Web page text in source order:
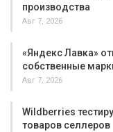
производства
Авг 7, 2026
«Яндекс Лавка»
собственные
Авг 7, 2026
Wildberries
товаров селлеров